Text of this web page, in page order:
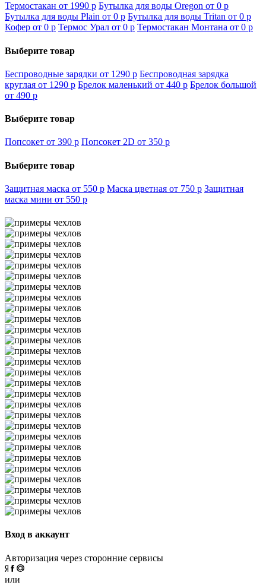
Термостакан от 1990 p Бутылка для воды Oregon от 0 p
Бутылка для воды Plain от 0 p Бутылка для воды Tritan от 0 p
Кофер от 0 p Термос Урал от 0 p Термостакан Монтана от 0 p
Выберите товар
Беспроводные зарядки от 1290 p Беспроводная зарядка
круглая от 1290 p Брелок маленький от 440 p Брелок большой
от 490 p
Выберите товар
Попсокет от 390 p Попсокет 2D от 350 p
Выберите товар
Защитная маска от 550 p Маска цветная от 750 p Защитная
маска мини от 550 p
Вход в аккаунт
Авторизация через сторонние сервисы
или